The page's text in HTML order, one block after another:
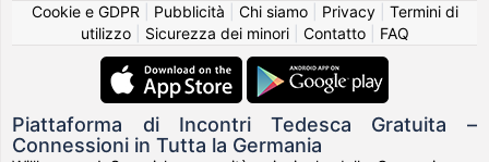
Cookie e GDPR
Pubblicità Chi siamo| Privacy| Termini di
utilizzo| Sicurezza dei minori| Contatto| FAQ
Piattaforma di Incontri Tedesca Gratuita –
Connessioni in Tutta la Germania